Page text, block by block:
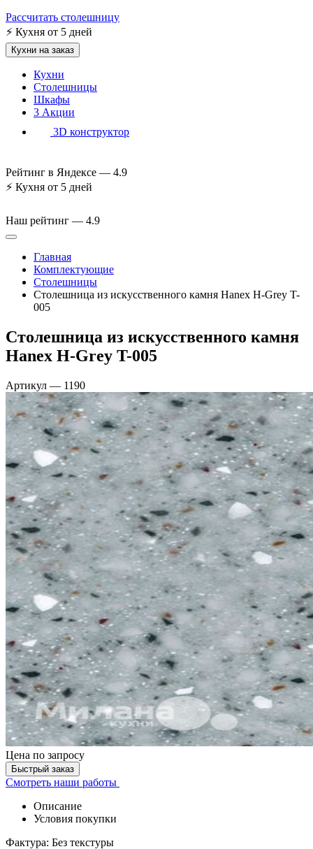
Рассчитать столешницу
⚡ Кухня от 5 дней
Кухни на заказ
Кухни
Столешницы
Шкафы
3 Акции
3D конструктор
Рейтинг в Яндексе — 4.9
⚡ Кухня от 5 дней
Наш рейтинг — 4.9
Главная
Комплектующие
Столешницы
Столешница из искусственного камня Hanex H-Grey T-
005
Столешница из искусственного камня
Hanex H-Grey T-005
Артикул — 1190
Цена по запросу
Быстрый заказ
Смотреть наши работы
Описание
Условия покупки
Фактура: Без текстуры